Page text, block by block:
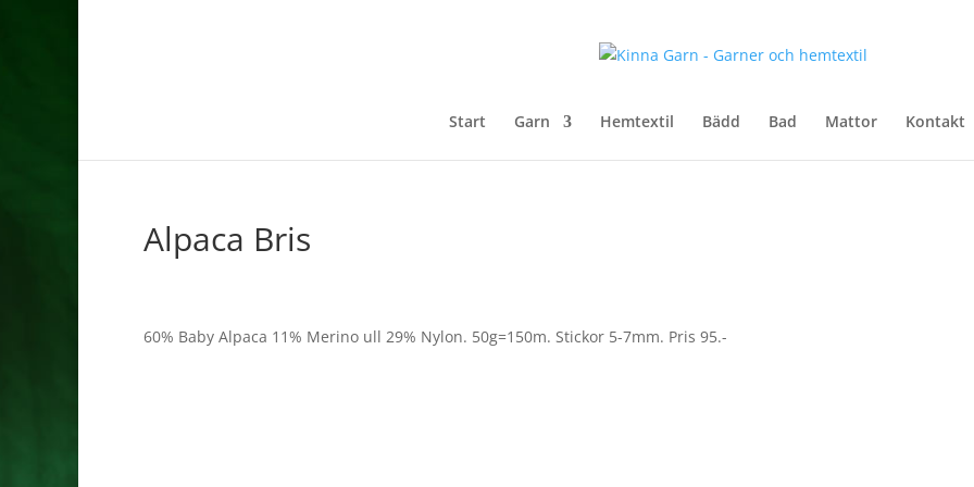
Start Garn Hemtextil Bädd Bad Mattor Kontakt
Alpaca Bris
60% Baby Alpaca 11% Merino ull 29% Nylon. 50g=150m. Stickor 5-7mm. Pris 95.-